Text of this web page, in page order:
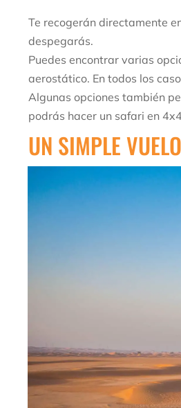
Te recogerán directamente
despegarás.
Puedes encontrar varias
aerostático. En todos los
Algunas opciones también
podrás hacer un safari en
UN SIMPLE